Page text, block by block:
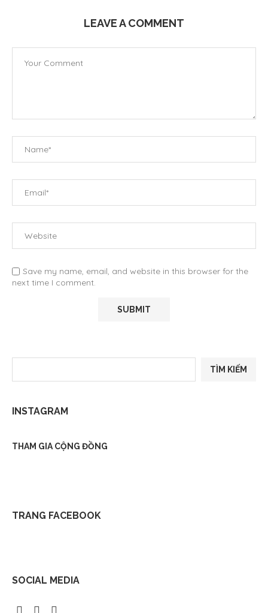
LEAVE A COMMENT
Save my name, email, and website in this browser for the
next time I comment.
TÌM KIẾM
INSTAGRAM
THAM GIA CỘNG ĐỒNG
TRANG FACEBOOK
SOCIAL MEDIA